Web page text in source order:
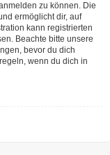
zu können. Die
ermöglicht dir, auf
kann registrierten
Beachte bitte unsere
bevor du dich
wenn du dich in